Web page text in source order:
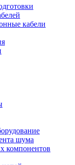
кабели
шума
компонентов